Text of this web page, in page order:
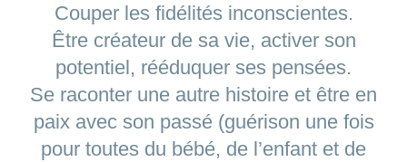
Couper les fidélités inconscientes.
Être créateur de sa vie, activer son
potentiel, rééduquer ses pensées.
Se raconter une autre histoire et être en
paix avec son passé (guérison une fois
pour toutes du bébé, de l’enfant et de